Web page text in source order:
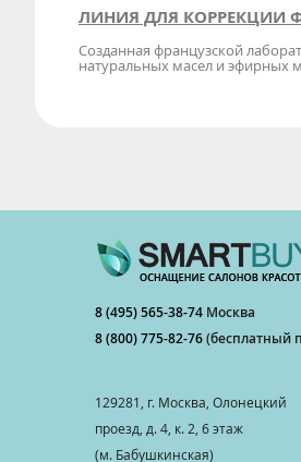
ЛИНИЯ ДЛЯ КОРРЕКЦИИ
Созданная французской
натуральных масел и эфирных
8 (495) 565-38-74 Москва
8 (800) 775-82-76(бесплатный
129281, г. Москва, Олонецкий
проезд, д. 4, к. 2, 6 этаж
(м. Бабушкинская)